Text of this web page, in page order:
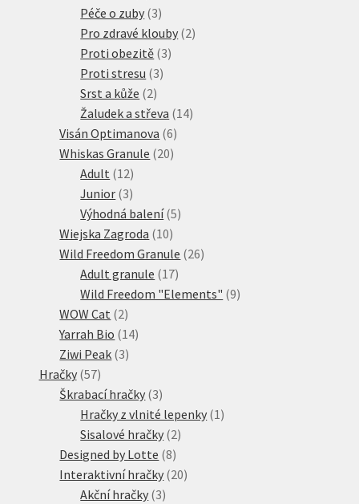
produkty
Péče o zuby 33
produkty
Pro zdravé klouby 22
Proti obezitě 33
Proti stresu 33
Srst a kůže 22
produkty
Žaludek a střeva 1414
Visán Optimanova 66
produktů
Whiskas Granule 2020
Adult 1212
produktů
Junior 33
produkty
Výhodná balení 55
Wiejska Zagroda 1010
produktů
Wild Freedom Granule 2626
Adult granule 1717
produktů
Wild Freedom "Elements" 99
WOW Cat 22
produkty
Yarrah Bio 1414
Ziwi Peak 33
Hračky 5757
produktů
Škrabací hračky 33
produkty
Hračky z vlnité lepenky 1 1
Sisalové hračky 22
Designed by Lotte 88
produktů
Interaktivní hračky 2020
Akční hračky 33